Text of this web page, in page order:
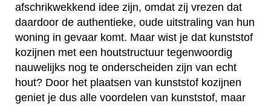
afschrikwekkend idee zijn, omdat zij vrezen dat
daardoor de authentieke, oude uitstraling van hun
woning in gevaar komt. Maar wist je dat kunststof
kozijnen met een houtstructuur tegenwoordig
nauwelijks nog te onderscheiden zijn van echt
hout? Door het plaatsen van kunststof kozijnen
geniet je dus alle voordelen van kunststof, maar